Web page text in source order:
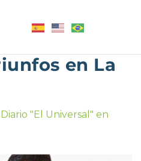
en La
"El Universal" en